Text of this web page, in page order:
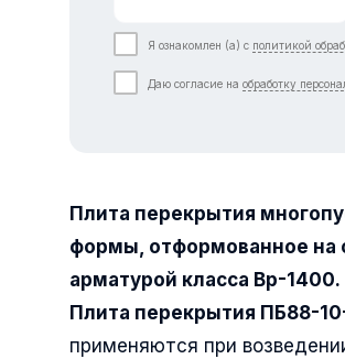
Я ознакомлен (а) с политикой
Даю согласие на обработку
Плита перекрытия
формы, отформованное на
арматурой класса Вр-1400.
Плита перекрытия ПБ88-
применяются при